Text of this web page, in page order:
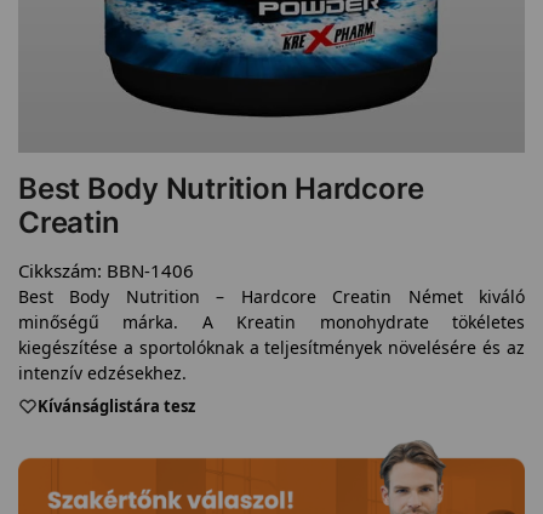
Best Body Nutrition Hardcore
Creatin
Cikkszám: BBN-1406
Best Body Nutrition – Hardcore Creatin Német kiváló
minőségű márka. A Kreatin monohydrate tökéletes
kiegészítése a sportolóknak a teljesítmények növelésére és az
intenzív edzésekhez.
Kívánságlistára tesz